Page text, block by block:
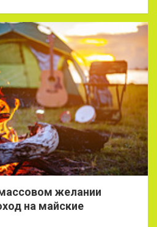
желании
на майские